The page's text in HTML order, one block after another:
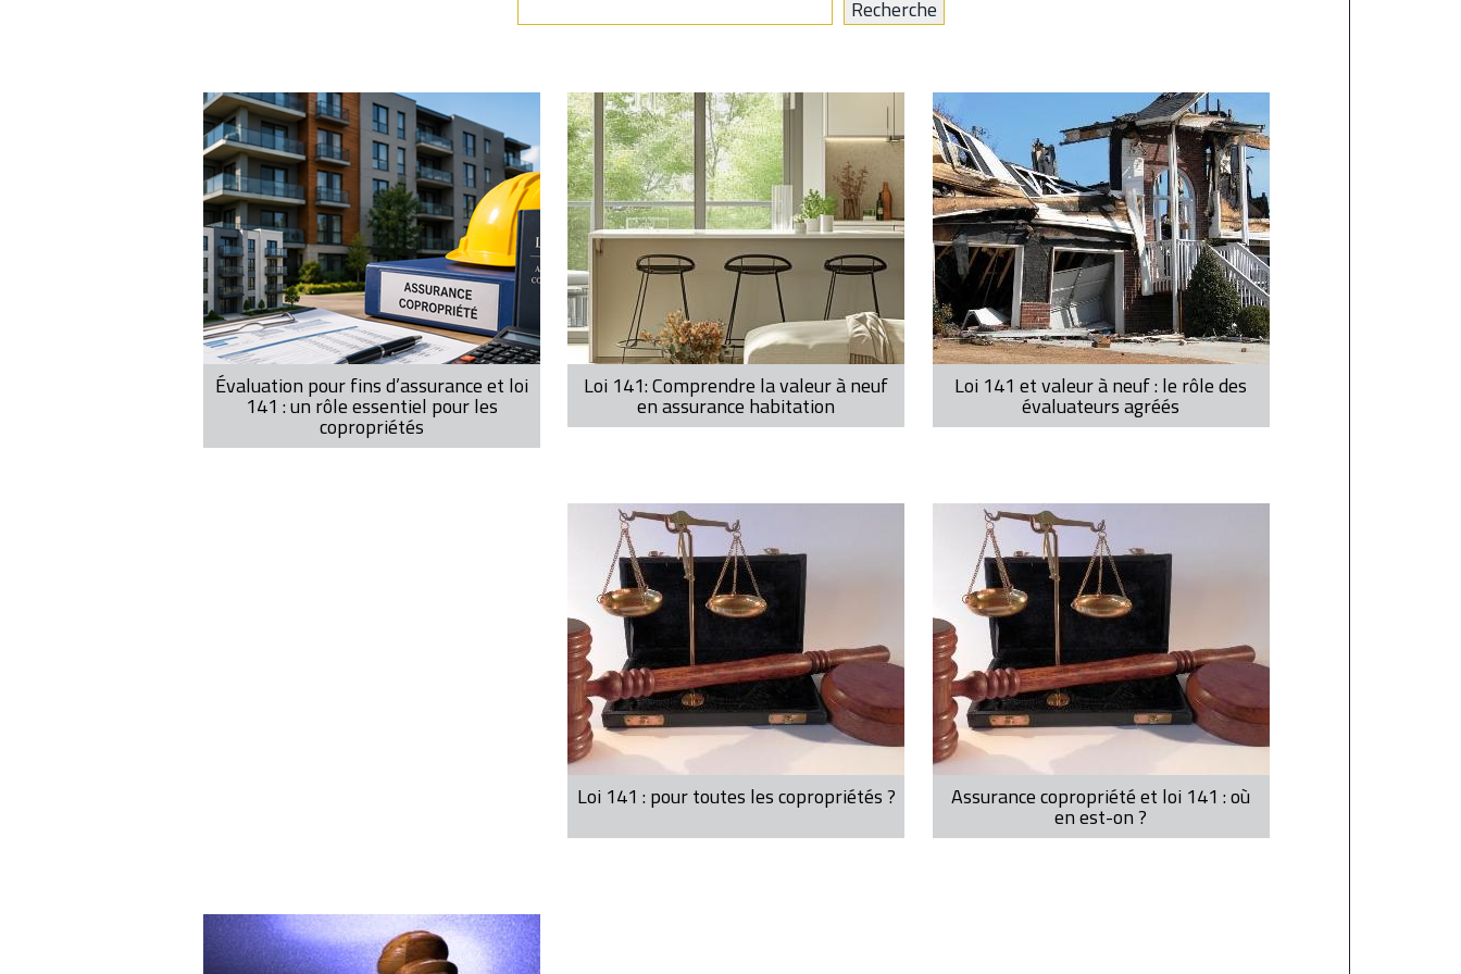
Évaluation pour fins d’assurance et loi
141 : un rôle essentiel pour les
copropriétés
Loi 141: Comprendre la valeur à neuf
en assurance habitation
Loi 141 et valeur à neuf : le rôle des
évaluateurs agréés
Loi 141 : pour toutes les copropriétés ? Assurance copropriété et loi 141 : où
en est-on ?
Pagination